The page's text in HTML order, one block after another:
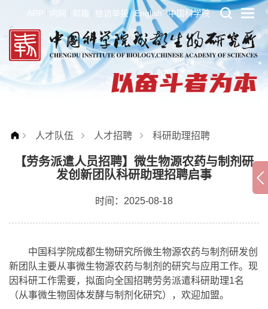
ARP 内网 邮箱 信访举报 English 中国科学院
人才队伍 人才招聘 科研助理招聘
【劳务派遣人员招聘】微生物源农药与制剂研
发创新团队科研助理招聘启事
时间：2025-08-18
中国科学院成都生物研究所微生物源农药与制剂研发创
新团队主要从事微生物源农药与制剂的研究与应用工作。现
因科研工作需要，拟面向全国招聘劳务派遣科研助理1名
（从事微生物固体发酵与制剂化研究），欢迎加盟。